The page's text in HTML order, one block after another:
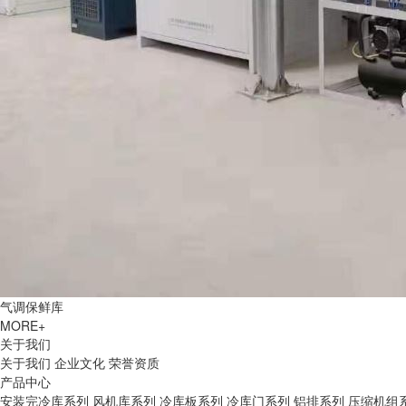
气调保鲜库
MORE+
关于我们
关于我们 企业文化 荣誉资质
产品中心
安装完冷库系列 风机库系列 冷库板系列 冷库门系列 铝排系列 压缩机组